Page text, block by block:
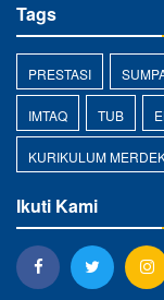
Tags
PRESTASI
IMTAQ TUB
KURIKULUM
Ikuti Kami